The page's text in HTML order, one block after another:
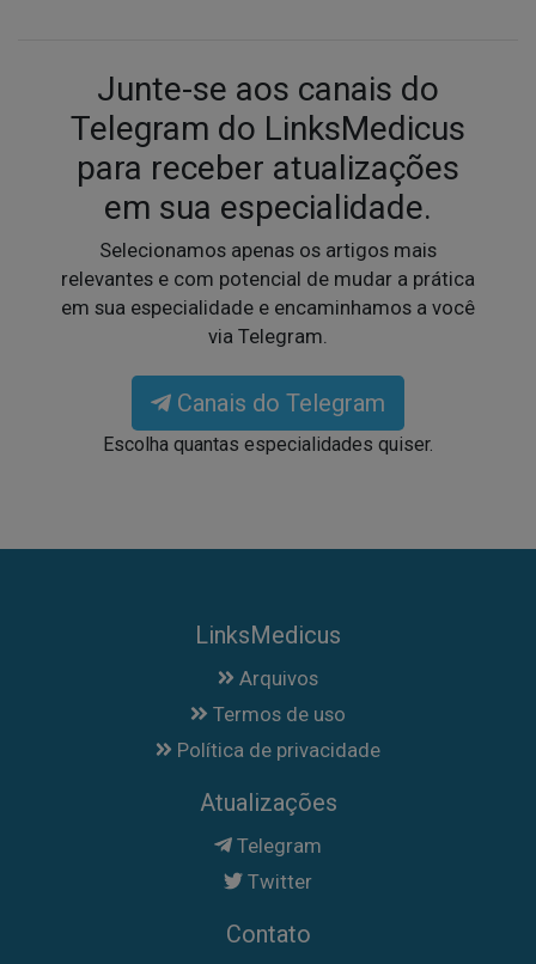
Junte-se aos canais do
Telegram do LinksMedicus
para receber atualizações
em sua especialidade.
Selecionamos apenas os artigos mais
relevantes e com potencial de mudar a prática
em sua especialidade e encaminhamos a você
via Telegram.
Canais do Telegram
Escolha quantas especialidades quiser.
LinksMedicus
Arquivos
Termos de uso
Política de privacidade
Atualizações
Telegram
Twitter
Contato